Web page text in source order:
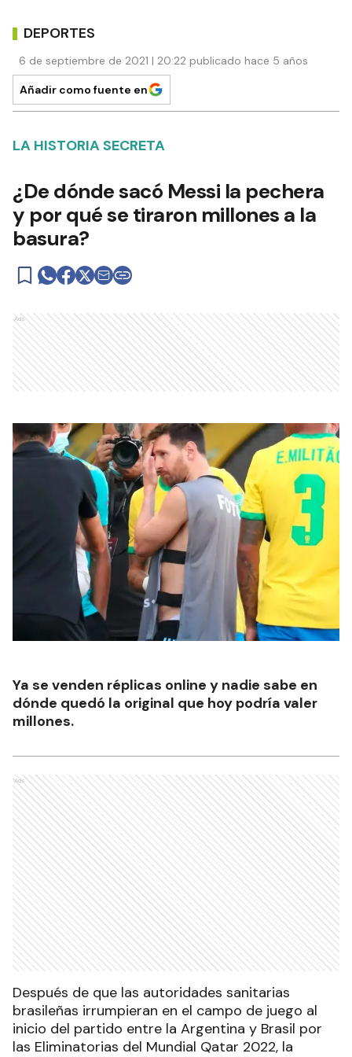
DEPORTES
6 de septiembre de 2021 | 20:22 publicado hace 5 años
Añadir como fuente en
LA HISTORIA SECRETA
¿De dónde sacó Messi la pechera
y por qué se tiraron millones a la
basura?
Ads
Ya se venden réplicas online y nadie sabe en
dónde quedó la original que hoy podría valer
millones.
Ads
Después de que las autoridades sanitarias
brasileñas irrumpieran en el campo de juego al
inicio del partido entre la Argentina y Brasil por
las Eliminatorias del Mundial Qatar 2022, la